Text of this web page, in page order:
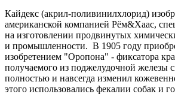
Кайдекс (акрил-поливинилхлорид)
американской компанией Рём&Хаас,
на изготовлении продвинутых
и промышленности. В 1905 году
изобретением "Оропона" - фиксатора
получаемого из поджелудочной железы
полностью и навсегда изменил
этого использовались фекалии собак и